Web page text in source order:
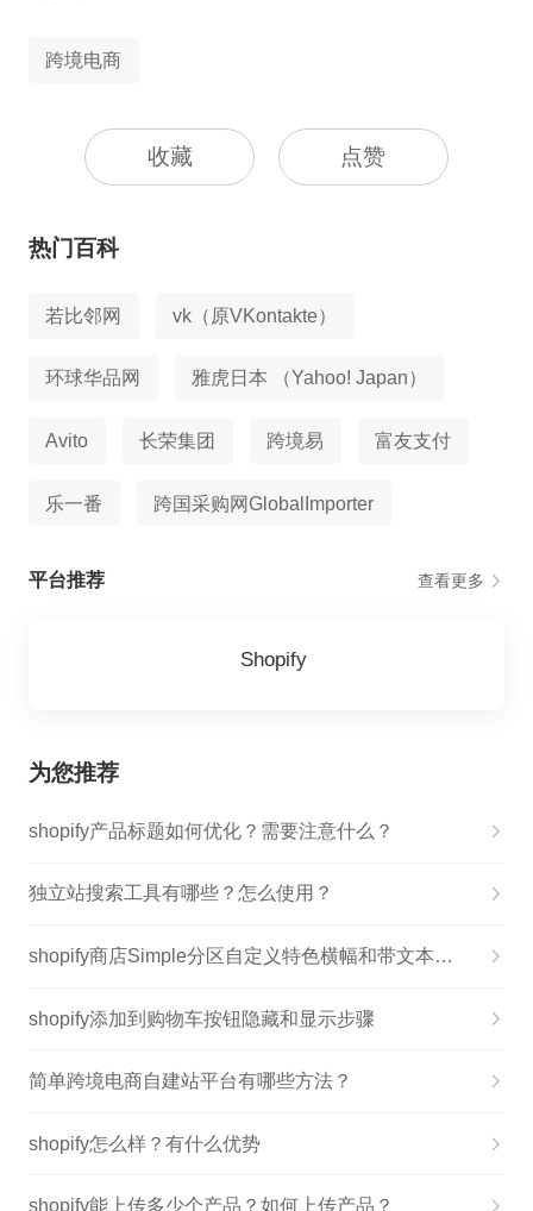
跨境电商
收藏 点赞
热门百科
若比邻网 vk（原VKontakte）
环球华品网 雅虎日本 （Yahoo! Japan）
Avito 长荣集团 跨境易 富友支付
乐一番 跨国采购网GlobalImporter
平台推荐 查看更多
Shopify
为您推荐
shopify产品标题如何优化？需要注意什么？
独立站搜索工具有哪些？怎么使用？
shopify商店Simple分区自定义特色横幅和带文本图片步骤
shopify添加到购物车按钮隐藏和显示步骤
简单跨境电商自建站平台有哪些方法？
shopify怎么样？有什么优势
shopify能上传多少个产品？如何上传产品？